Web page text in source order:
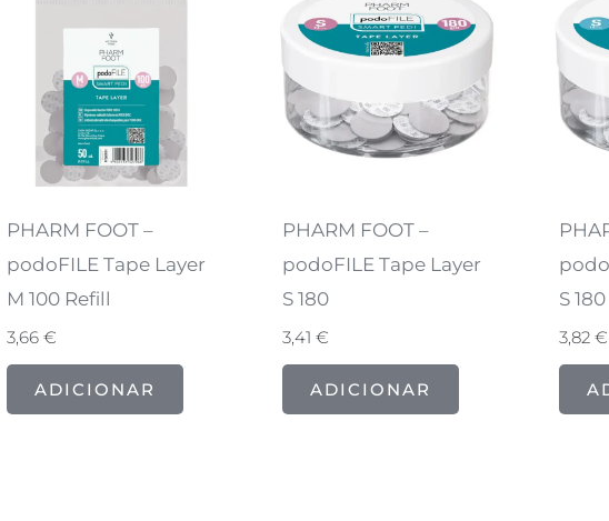
PHARM FOOT –
podoFILE Tape Layer
M 100 Refill
3,66€
ADICIONAR
PHARM FOOT –
podoFILE Tape Layer
S 180
3,41€
ADICIONAR
S 180
3,82 €